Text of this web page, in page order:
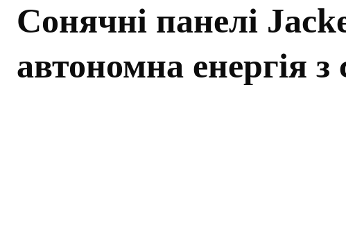
Сонячні панелі
автономна енергія